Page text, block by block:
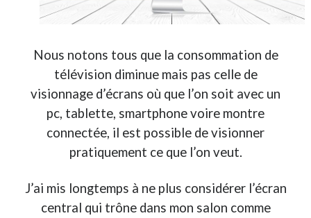
Nous notons tous que la consommation de
télévision diminue mais pas celle de
visionnage d’écrans où que l’on soit avec un
pc, tablette, smartphone voire montre
connectée, il est possible de visionner
pratiquement ce que l’on veut.
J’ai mis longtemps à ne plus considérer l’écran
central qui trône dans mon salon comme